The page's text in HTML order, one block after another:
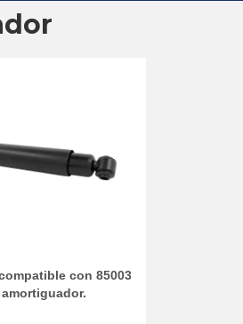
con 85003
amortiguador.